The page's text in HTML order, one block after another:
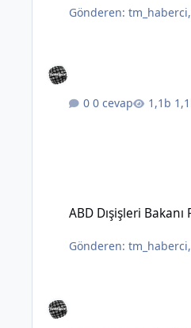
Gönderen:tm_haberci,
0 cevap
ABD Dışişleri
Gönderen:tm_haberci,